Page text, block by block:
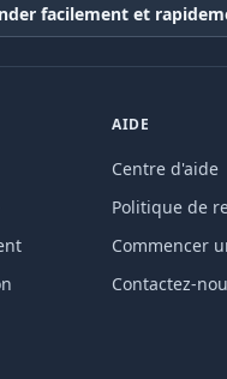
facilement et
AIDE
Centre d'aide
Politique de
Commencer
Contactez-